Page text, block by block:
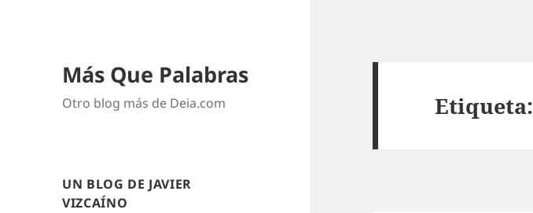
Más Que Palabras
Otro blog más de Deia.com
UN BLOG DE JAVIER
VIZCAÍNO
Etiqueta: